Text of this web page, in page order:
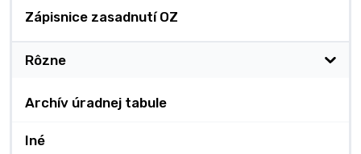
Zápisnice zasadnutí OZ
Rôzne
Archív úradnej tabule
Iné